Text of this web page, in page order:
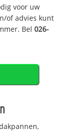
voor uw
of advies kunt
Bel026-